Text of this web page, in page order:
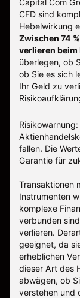
CFD sind
Hebelwirkung
Zwischen 74
verlieren beim
überlegen, ob
ob Sie es sich
Ihr Geld zu
fallen. Die
Garantie für
Transaktionen
Instrumenten
komplexe
verbunden
verlieren.
geeignet, da
erheblichen
dieser Art des
abwägen, ob
verstehen und